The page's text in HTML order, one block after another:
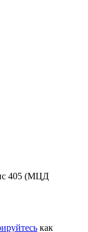
405 (МЦД
как